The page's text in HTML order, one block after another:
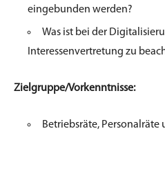
eingebunden werden?
Was ist bei der
Interessenvertretung zu
Zielgruppe/Vorkenntnisse:
Betriebsräte,